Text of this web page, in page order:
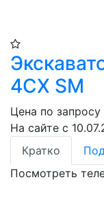
4CX SM
Цена по запросу
На сайте с
Кратко
Посмотреть